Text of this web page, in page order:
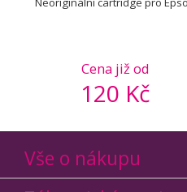
Cena již od
120 Kč
Vše o nákupu